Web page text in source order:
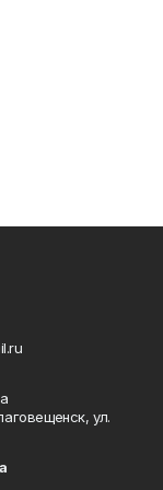
ул.